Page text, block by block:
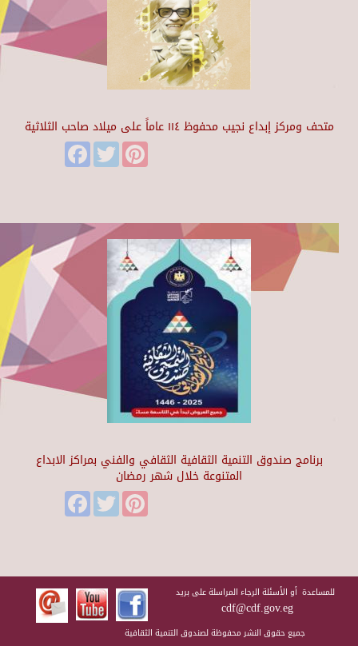
متحف ومركز إبداع نجيب محفوظ ١١٤ عاماً على ميلاد صاحب الثلاثية
FacebookTwitter
برنامج صندوق التنمية الثقافية الثقافي والفني بمراكز الابداع
المتنوعة خلال شهر رمضان
FacebookTwitter
للمساعدة أو الأسئلة الرجاء المراسلة على بريد
cdf@cdf.gov.eg
جميع حقوق النشر محفوظة لصندوق التنمية الثقافية